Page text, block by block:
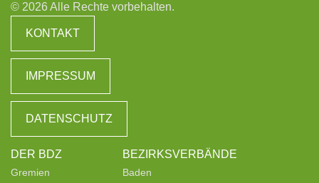
© 2026 Alle Rechte vorbehalten.
KONTAKT
IMPRESSUM
DATENSCHUTZ
DER BDZ
Gremien
BEZIRKSVERBÄNDE
Baden